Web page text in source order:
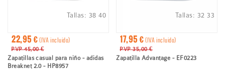
22,95 €(IVA incluido)
PVP 45,00 €
Zapatillas casual para niño - adidas
Breaknet 2.0 - HP8957
Tallas: 38 40
17,95 €(IVA incluido)
PVP 35,00 €
Zapatilla Advantage - EF0223
Tallas: 32 33